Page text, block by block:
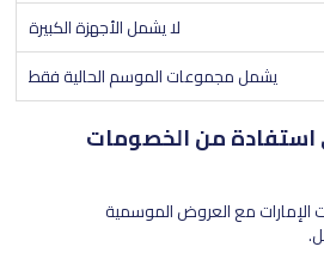
لا يشمل الأجهزة الكبيرة
يشمل مجموعات الموسم الحالية فقط
من الخصومات
مع العروض الموسمية